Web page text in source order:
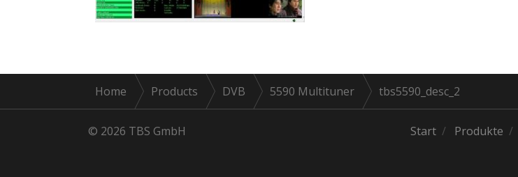
Home Products DVB 5590 Multituner tbs5590_desc_2
© 2026 TBS GmbH Start Produkte